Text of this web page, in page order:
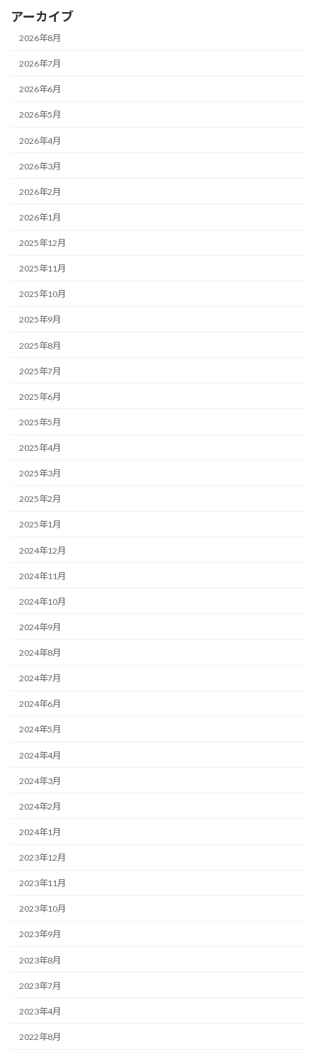
アーカイブ
2026年8月
2026年7月
2026年6月
2026年5月
2026年4月
2026年3月
2026年2月
2026年1月
2025年12月
2025年11月
2025年10月
2025年9月
2025年8月
2025年7月
2025年6月
2025年5月
2025年4月
2025年3月
2025年2月
2025年1月
2024年12月
2024年11月
2024年10月
2024年9月
2024年8月
2024年7月
2024年6月
2024年5月
2024年4月
2024年3月
2024年2月
2024年1月
2023年12月
2023年11月
2023年10月
2023年9月
2023年8月
2023年7月
2023年4月
2022年8月